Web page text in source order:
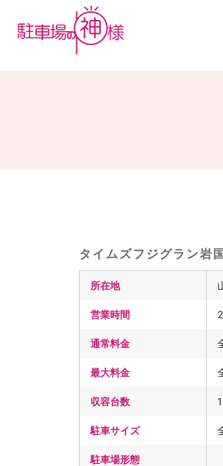
タイムズフジグラン岩
所在地
営業時間
通常料金
最大料金
収容台数
駐車サイズ
駐車場形態